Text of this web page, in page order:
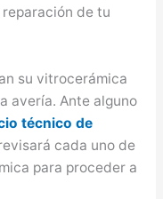
de tu
su vitrocerámica
avería. Ante alguno
técnico de
cada uno de
para proceder a